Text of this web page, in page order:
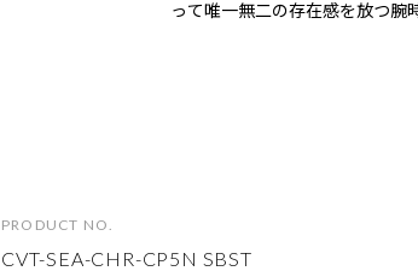
って唯一無二の存在感を放つ腕
PRO DU CT N O.
CVT-SEA-CHR-CP5N SBST